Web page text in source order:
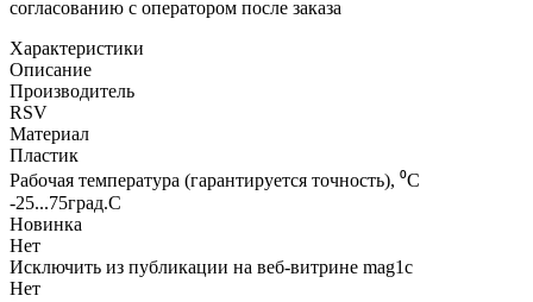
согласованию с оператором после заказа
Характеристики
Описание
Производитель
RSV
Материал
Пластик
Рабочая температура (гарантируется точность), ⁰С
-25...75град.C
Новинка
Нет
Исключить из публикации на веб-витрине mag1c
Нет